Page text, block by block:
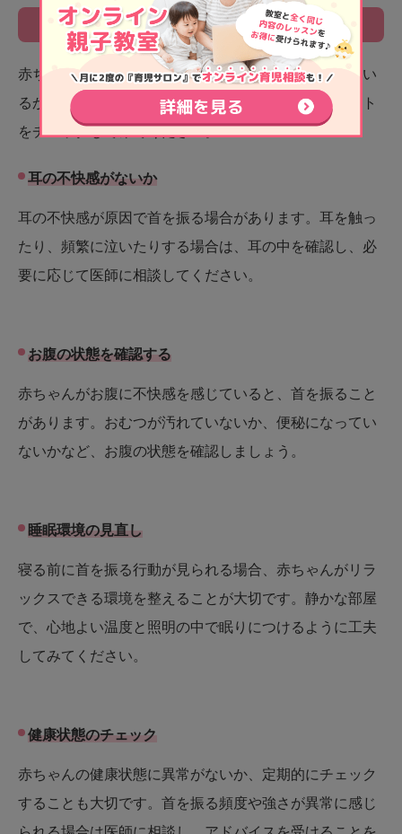
赤ちゃんが快適に過ごせているかチェック
赤ちゃんが首を振るとき、赤ちゃんが快適に過ごせてい
るかどうかを確認することも大切です。以下のポイント
をチェックしてみてください。
耳の不快感がないか
耳の不快感が原因で首を振る場合があります。耳を触っ
たり、頻繁に泣いたりする場合は、耳の中を確認し、必
要に応じて医師に相談してください。
お腹の状態を確認する
赤ちゃんがお腹に不快感を感じていると、首を振ること
があります。おむつが汚れていないか、便秘になってい
ないかなど、お腹の状態を確認しましょう。
睡眠環境の見直し
寝る前に首を振る行動が見られる場合、赤ちゃんがリラ
ックスできる環境を整えることが大切です。静かな部屋
で、心地よい温度と照明の中で眠りにつけるように工夫
してみてください。
健康状態のチェック
赤ちゃんの健康状態に異常がないか、定期的にチェック
することも大切です。首を振る頻度や強さが異常に感じ